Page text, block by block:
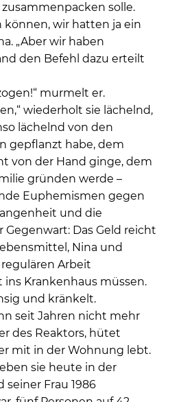
solle.
können, wir hatten ja ein
„Aber wir haben
den Befehl dazu erteilt
murmelt er.
wiederholt sie lächelnd,
lächelnd von den
gepflanzt habe, dem
von der Hand ginge, dem
gründen werde –
Euphemismen gegen
und die
Das Geld reicht
Nina und
Arbeit
ins Krankenhaus müssen.
und kränkelt.
seit Jahren nicht mehr
des Reaktors, hütet
mit in der Wohnung lebt.
sie heute in der
Frau 1986